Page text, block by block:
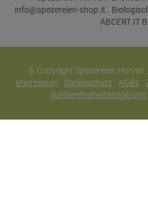
info@spezereien-shop.it .
ABCERT IT
© Copyright Spezereien Horvat
Impressum. Datenschutz. AGBs.
Barrierefreiheitserklärung